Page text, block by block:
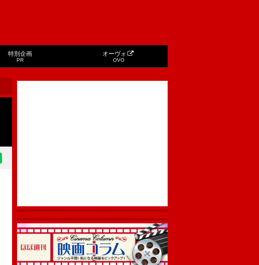
特別企画
PR
オーヴォ
OVO